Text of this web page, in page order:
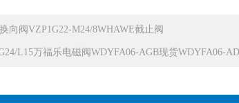
向阀VZP1G22-M24/8WHAWE截止阀
L15万福乐电磁阀WDYFA06-AGB现货WDYFA06-